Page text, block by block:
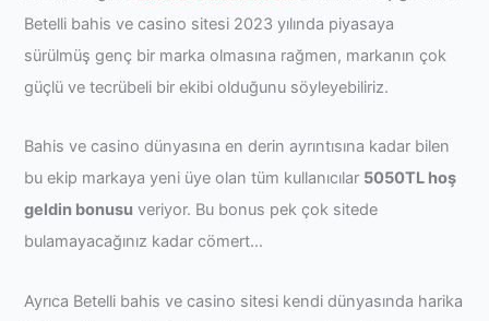
Betelli bahis ve casino sitesi 2023 yılında piyasaya
sürülmüş genç bir marka olmasına rağmen, markanın çok
güçlü ve tecrübeli bir ekibi olduğunu söyleyebiliriz.
Bahis ve casino dünyasına en derin ayrıntısına kadar bilen
bu ekip markaya yeni üye olan tüm kullanıcılar 5050TL hoş
geldin bonusu veriyor. Bu bonus pek çok sitede
bulamayacağınız kadar cömert…
Ayrıca Betelli bahis ve casino sitesi kendi dünyasında harika